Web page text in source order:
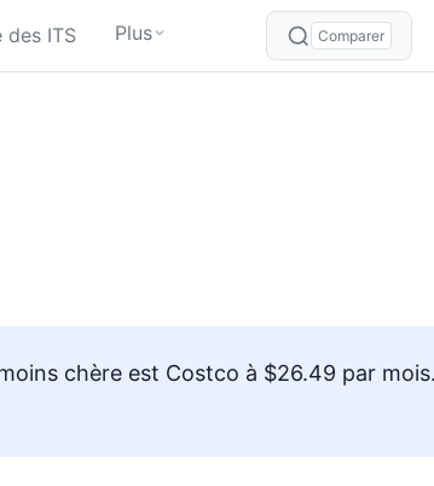
des ITS Plus Comparer
chère est Costco à $26.49 par mois.